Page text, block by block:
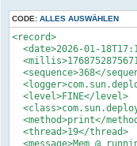
CODE: ALLES AUSWÄHLEN
<record>
<date>2026-01-
<sequence>368</
  <level>FINE</level>
<method>print</
  <thread>19</thread>